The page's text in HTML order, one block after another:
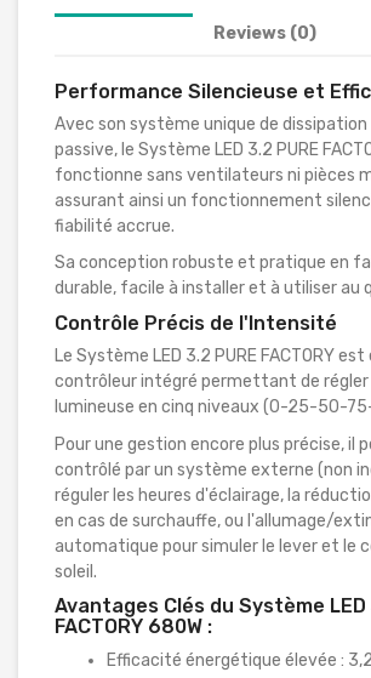
Reviews (0)
Performance Silencieuse et
Avec son système unique de
passive, le Système LED 3.2 PURE
fonctionne sans ventilateurs ni pièces
assurant ainsi un fonctionnement
fiabilité accrue.
Sa conception robuste et pratique en
durable, facile à installer et à utiliser au
Contrôle Précis de l'Intensité
Le Système LED 3.2 PURE FACTORY
contrôleur intégré permettant de
lumineuse en cinq niveaux (0-25-50-
Pour une gestion encore plus précise, il
contrôlé par un système externe (non
réguler les heures d'éclairage, la
en cas de surchauffe, ou l'allumage/
automatique pour simuler le lever et le
soleil.
Avantages Clés du Système LED
FACTORY 680W :
Efficacité énergétique élevée :